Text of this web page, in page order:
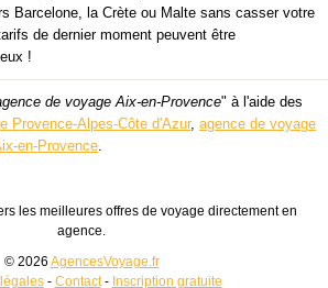
Barcelone, la Crète ou Malte sans casser votre
de dernier moment peuvent être
!
de voyage Aix-en-Provence" à l'aide des
Provence-Alpes-Côte d'Azur, agence de voyage
en-Provence
les meilleures offres de voyage directement en
agence.
© 2026 AgencesVoyage.fr
- Contact- Inscription gratuite